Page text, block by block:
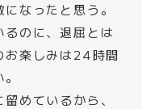
なったと思う。
のに、退屈とは
お楽しみは24時間
めているから、